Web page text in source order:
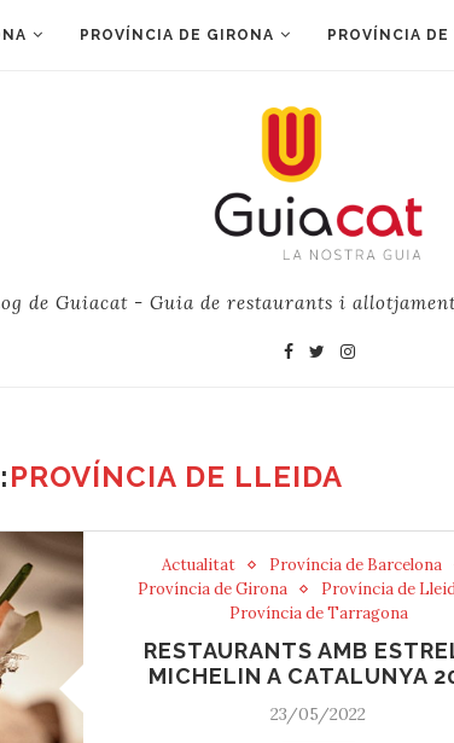
PROVÍNCIA DE GIRONA PROVÍNCIA DE
de Guiacat - Guia de restaurants i
PROVÍNCIA DE LLEIDA
Actualitat
Província de Barcelona
Província de Girona
Província de
Província de Tarragona
RESTAURANTS AMB
MICHELIN A CATALUNYA
23/05/2022